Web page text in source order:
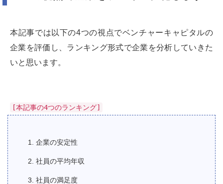
本記事では以下の4つの視点でベンチャーキャピタルの
企業を評価し、ランキング形式で企業を分析していきた
いと思います。
[本記事の4つのランキング]
1. 企業の安定性
2. 社員の平均年収
3. 社員の満足度